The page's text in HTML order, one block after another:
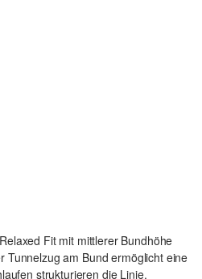
Fit mit mittlerer Bundhöhe
Tunnelzug am Bund ermöglicht eine
strukturieren die Linie.